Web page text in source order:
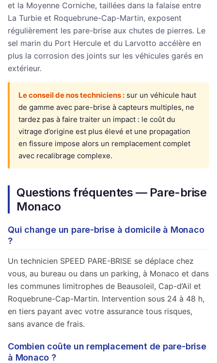
et la Moyenne Corniche, taillées dans la falaise entre
La Turbie et Roquebrune-Cap-Martin, exposent
régulièrement les pare-brise aux chutes de pierres. Le
sel marin du Port Hercule et du Larvotto accélère en
plus la corrosion des joints sur les véhicules garés en
extérieur.
Le conseil de nos techniciens : sur un véhicule haut
de gamme avec pare-brise à capteurs multiples, ne
tardez pas à faire traiter un impact : le coût du
vitrage d’origine est plus élevé et une propagation
en fissure impose alors un remplacement complet
avec recalibrage complexe.
Questions fréquentes — Pare-brise
Monaco
Qui change un pare-brise à domicile à Monaco
?
Un technicien SPEED PARE-BRISE se déplace chez
vous, au bureau ou dans un parking, à Monaco et dans
les communes limitrophes de Beausoleil, Cap-d’Ail et
Roquebrune-Cap-Martin. Intervention sous 24 à 48 h,
en tiers payant avec votre assurance tous risques,
sans avance de frais.
Combien coûte un remplacement de pare-brise
à Monaco ?